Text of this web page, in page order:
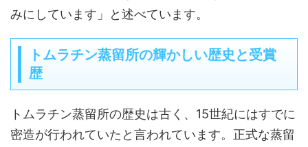
みにしています」と述べています。
トムラチン蒸留所の輝かしい歴史と受賞
歴
トムラチン蒸留所の歴史は古く、15世紀にはすでに
密造が行われていたと言われています。正式な蒸留